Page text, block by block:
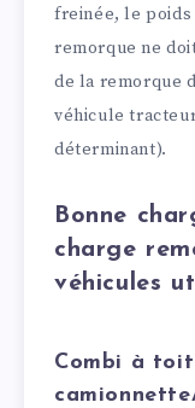
freinée, le
remorque ne
de la remorque
véhicule
déterminant).
Bonne
charge
véhicules
Combi à